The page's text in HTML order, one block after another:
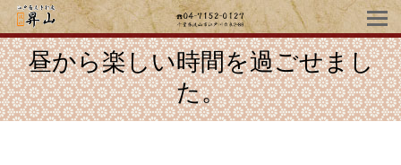
昼から楽しい時間を過ごせまし
た。